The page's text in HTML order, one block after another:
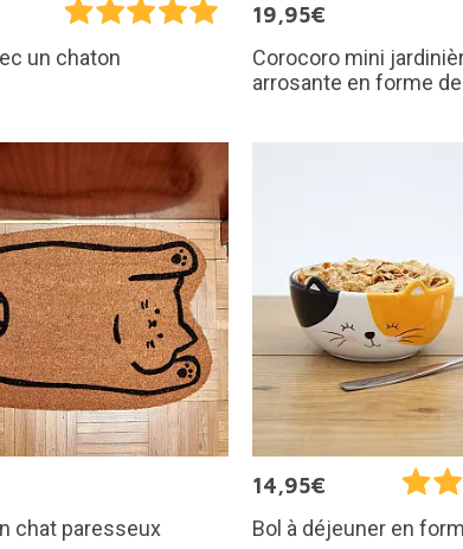
un chaton
19,95€
Corocoro mini
arrosante en forme
chat paresseux
14,95€
Bol à déjeuner en